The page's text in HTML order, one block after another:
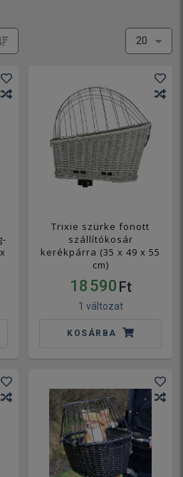
Trixie szürke fonott
szállítókosár
kerékpárra (35 x 49 x 55
cm)
18 590 Ft
1 változat
KOSÁRBA